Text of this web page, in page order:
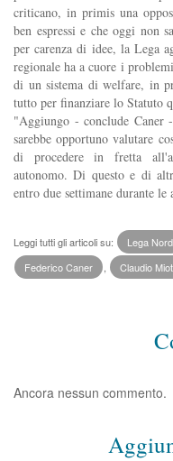
criticano, in primis una
ben espressi e che oggi non
per carenza di idee, la Lega
regionale ha a cuore i
di un sistema di welfare, in
tutto per finanziare lo Statuto
"Aggiungo - conclude
sarebbe opportuno valutare
di procedere in fretta
autonomo. Di questo e di
entro due settimane durante
Leggi tutti gli articoli su: Lega Nord
Federico Caner
Claudio
Ancora nessun commento.